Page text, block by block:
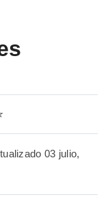
03 julio,